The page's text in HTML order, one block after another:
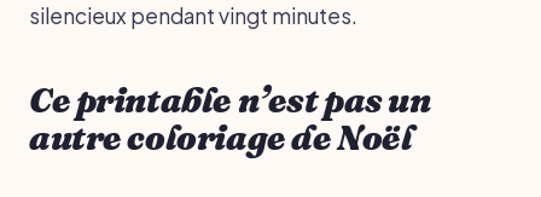
silencieux pendant vingt minutes.
Ce printable n’est pas un
autre coloriage de Noël